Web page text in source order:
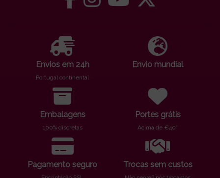
Envios em 24h
Portugal continental
Envio mundial
Embalagens
100% discretas
Portes grátis
Acima de €40*
Pagamento seguro Trocas sem custos